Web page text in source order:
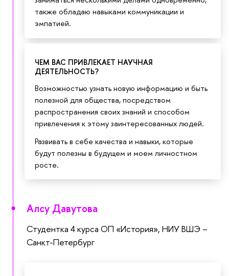
также обладаю навыками коммуникации и
эмпатией.
ЧЕМ ВАС ПРИВЛЕКАЕТ НАУЧНАЯ
ДЕЯТЕЛЬНОСТЬ?
Возможностью узнать новую информацию и быть
полезной для общества, посредством
распространения своих знаний и способом
привлечения к этому заинтересованных людей.
Развивать в себе качества и навыки, которые
будут полезны в будущем и моем личностном
росте.
Алсу Давутова
Студентка 4 курса ОП «История», НИУ ВШЭ –
Санкт-Петербург